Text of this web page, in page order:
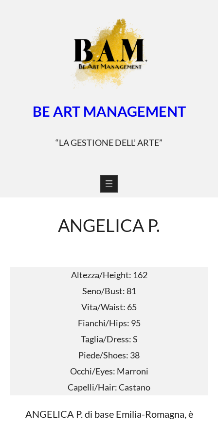
BE ART MANAGEMENT
“LA GESTIONE DELL’ ARTE”
ANGELICA P.
Altezza/Height: 162
Seno/Bust: 81
Vita/Waist: 65
Fianchi/Hips: 95
Taglia/Dress: S
Piede/Shoes: 38
Occhi/Eyes: Marroni
Capelli/Hair: Castano
ANGELICA P. di base Emilia-Romagna, è